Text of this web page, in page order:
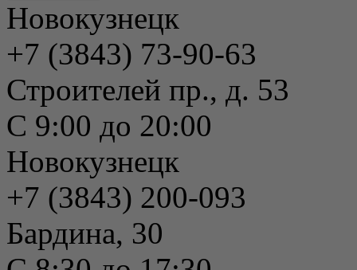
Новокузнецк
+7 (3843) 73-90-63
Строителей пр., д. 53
С 9:00 до 20:00
Новокузнецк
+7 (3843) 200-093
Бардина, 30